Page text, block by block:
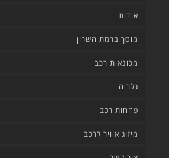
אודות
מוסך ברמת השרון
מכונאות רכב
גלריה
פחחות רכב
מיזוג אוויר לרכב